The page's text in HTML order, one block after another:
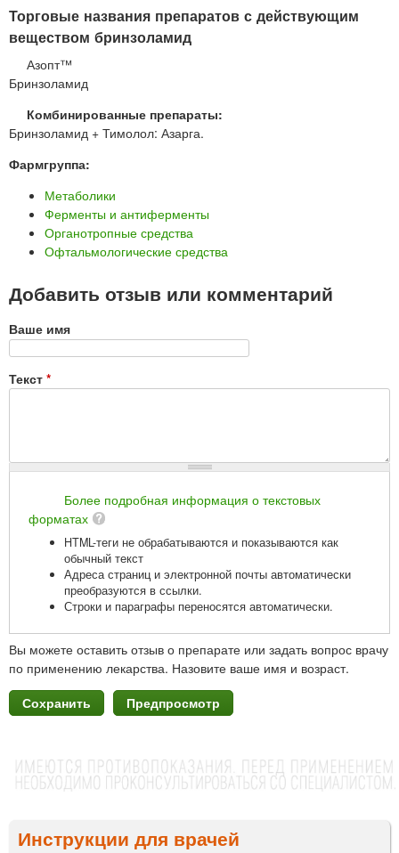
Торговые названия препаратов с действующим
веществом бринзоламид
Азопт™
Бринзоламид
Комбинированные препараты:
Бринзоламид + Тимолол: Азарга.
Фармгруппа:
Метаболики
Ферменты и антиферменты
Органотропные средства
Офтальмологические средства
Добавить отзыв или комментарий
Ваше имя
Текст *
Более подробная информация о текстовых
форматах
HTML-теги не обрабатываются и показываются как
обычный текст
Адреса страниц и электронной почты автоматически
преобразуются в ссылки.
Строки и параграфы переносятся автоматически.
Вы можете оставить отзыв о препарате или задать вопрос врачу
по применению лекарства. Назовите ваше имя и возраст.
Инструкции для врачей